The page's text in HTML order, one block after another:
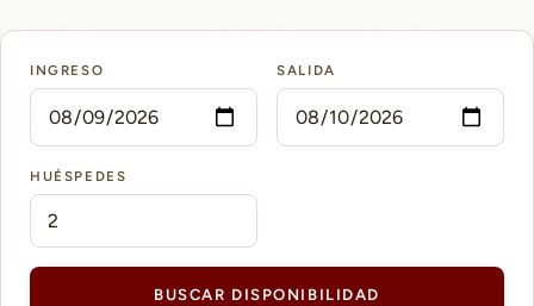
15 min
AEROPUERTO PETTIROSSI
10 min
CASCO HISTÓRICO
5 min
INGRESO SALIDA
HUÉSPEDES
BUSCAR DISPONIBILIDAD